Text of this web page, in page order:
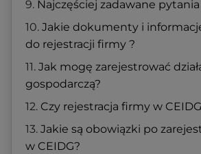
Najczęściej zadawane pytania
Jakie dokumenty i
do rejestracji firmy ?
Jak mogę zarejestrować
gospodarczą?
Czy rejestracja firmy w
Jakie są obowiązki po
w CEIDG?